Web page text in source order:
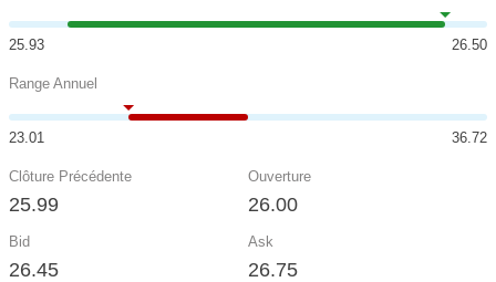
25.93 26.50
Range Annuel
23.01 36.72
Clôture Précédente
25.99
Ouverture
26.00
Bid
26.45
Ask
26.75